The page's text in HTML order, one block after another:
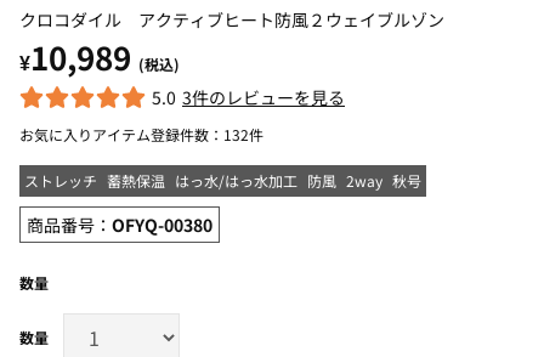
クロコダイル アクティブヒート防風２ウェイブルゾン
¥10,989 (税込)
5.0 3件のレビューを見る
お気に入りアイテム登録件数： 132件
ストレッチ 蓄熱保温 はっ水/はっ水加工 防風 2way 秋号
商品番号： OFYQ-00380
数量